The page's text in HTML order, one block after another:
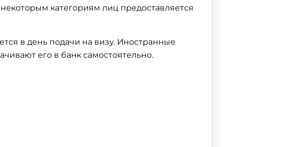
категориям лиц предоставляется
в день подачи на визу. Иностранные
его в банк самостоятельно.